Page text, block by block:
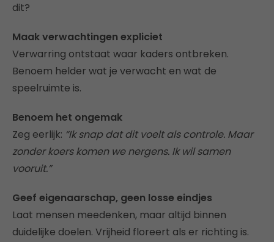
dit?
Maak verwachtingen expliciet
Verwarring ontstaat waar kaders ontbreken.
Benoem helder wat je verwacht en wat de
speelruimte is.
Benoem het ongemak
Zeg eerlijk: “Ik snap dat dit voelt als controle. Maar
zonder koers komen we nergens. Ik wil samen
vooruit.”
Geef eigenaarschap, geen losse eindjes
Laat mensen meedenken, maar altijd binnen
duidelijke doelen. Vrijheid floreert als er richting is.